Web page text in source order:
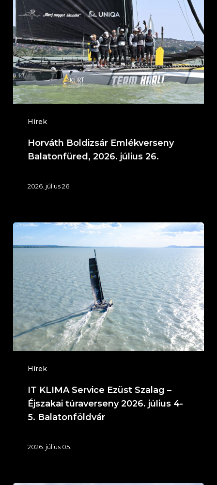
Hírek
Emlékverseny
Balatonfüred,
2026.
július
26.
Horváth Boldizsár Emlékverseny
Balatonfüred, 2026. július 26.
2026. július 26.
Hírek
IT
KLIMA
Service
Ezüst
Szalag
–
Éjszakai
túraverseny
2026.
július
Balatonföldvár
IT KLIMA Service Ezüst Szalag –
Éjszakai túraverseny 2026. július 4-
5. Balatonföldvár
2026. július 05.